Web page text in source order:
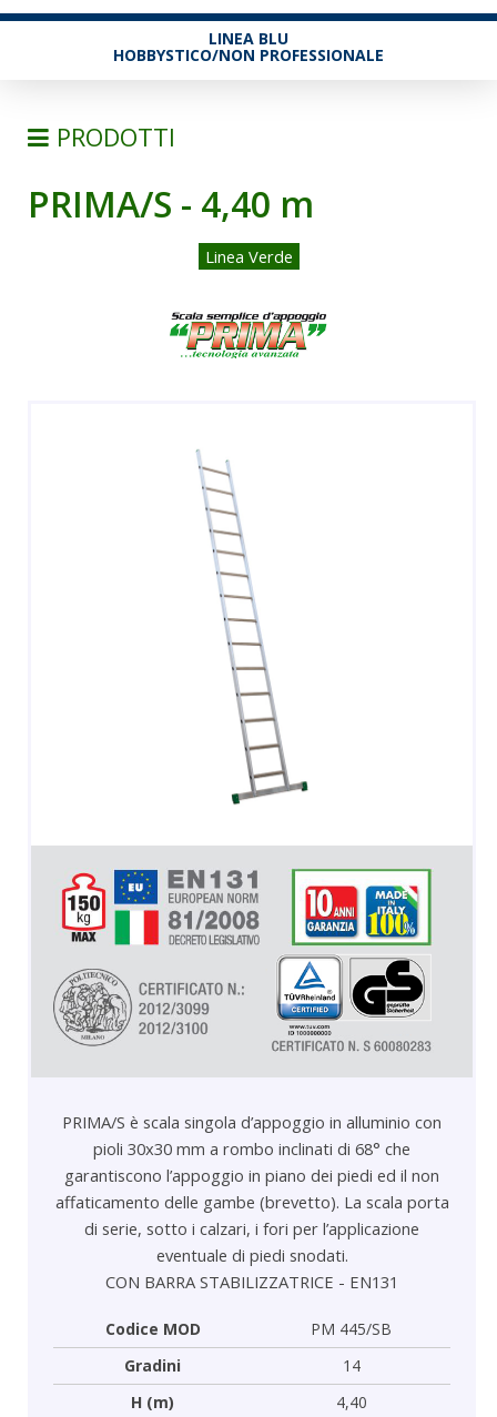
LINEA BLU
HOBBYSTICO/NON PROFESSIONALE
PRODOTTI
SCALE
TELESCOPICHE E MULTIPOSIZIONE
SGABELLI E CAVALLETTI
DOMESTICI SCALE SGABELLI
RAMPE DI CARICO E PASSERELLE
ACCESSORI, RICAMBI E COMPONENTI
PRIMA/S - 4,40 m
Linea Verde
PRIMA/S è scala singola d’appoggio in alluminio con
pioli 30x30 mm a rombo inclinati di 68° che
garantiscono l’appoggio in piano dei piedi ed il non
affaticamento delle gambe (brevetto). La scala porta
di serie, sotto i calzari, i fori per l’applicazione
eventuale di piedi snodati.
CON BARRA STABILIZZATRICE - EN131
Codice MOD
PM 445/SB
Gradini
14
H (m)
4,40